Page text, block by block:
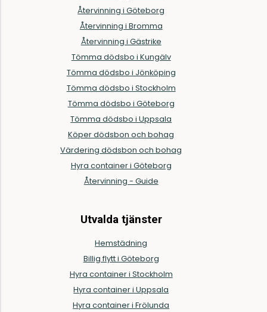
Återvinning i Göteborg
Återvinning i Bromma
Återvinning i Gästrike
Tömma dödsbo i Kungälv
Tömma dödsbo i Jönköping
Tömma dödsbo i Stockholm
Tömma dödsbo i Göteborg
Tömma dödsbo i Uppsala
Köper dödsbon och bohag
Värdering dödsbon och bohag
Hyra container i Göteborg
Återvinning - Guide
Utvalda tjänster
Hemstädning
Billig flytt i Göteborg
Hyra container i Stockholm
Hyra container i Uppsala
Hyra container i Frölunda